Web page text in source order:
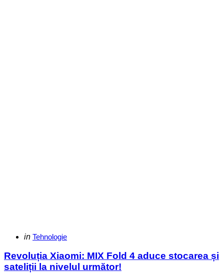
Categories
Posted
in Tehnologie
Revoluția Xiaomi: MIX Fold 4 aduce stocarea și
sateliții la nivelul următor!